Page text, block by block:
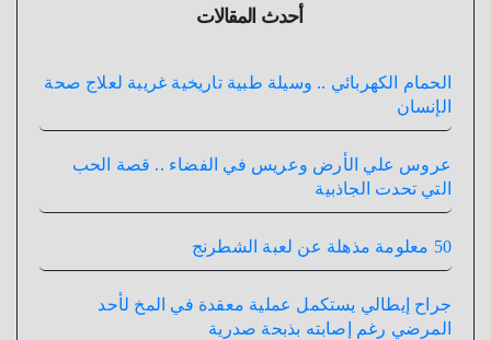
أحدث المقالات
الحمام الكهربائي .. وسيلة طبية تاريخية غريبة لعلاج صحة
الإنسان
عروس علي الأرض وعريس في الفضاء .. قصة الحب
التي تحدت الجاذبية
50 معلومة مذهلة عن لعبة الشطرنج
جراح إيطالي يستكمل عملية معقدة في المخ لأحد
المرضي رغم إصابته بذبحة صدرية